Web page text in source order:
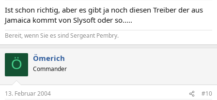
Ist schon richtig, aber es gibt ja noch diesen Treiber der aus
Jamaica kommt von Slysoft oder so.....
Bereit, wenn Sie es sind Sergeant Pembry.
Ö Ömerich
Commander
13. Februar 2004 #10